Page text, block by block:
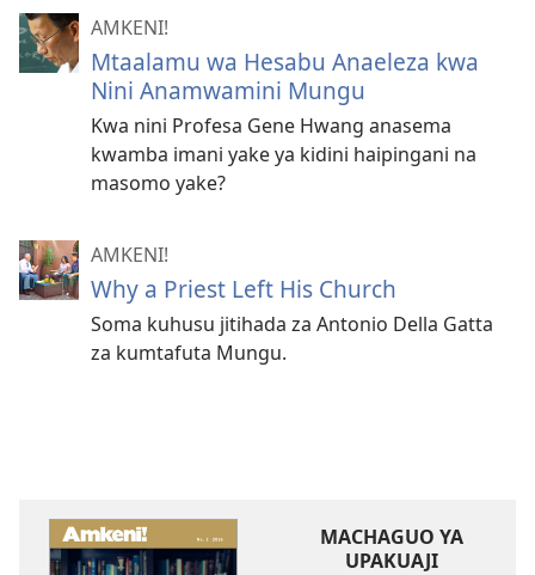
AMKENI!
Mtaalamu wa Hesabu Anaeleza kwa
Nini Anamwamini Mungu
Kwa nini Profesa Gene Hwang anasema
kwamba imani yake ya kidini haipingani na
masomo yake?
AMKENI!
Why a Priest Left His Church
Soma kuhusu jitihada za Antonio Della Gatta
za kumtafuta Mungu.
MACHAGUO YA
UPAKUAJI